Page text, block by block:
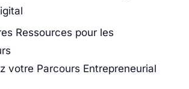
Ressources pour les
votre Parcours Entrepreneurial